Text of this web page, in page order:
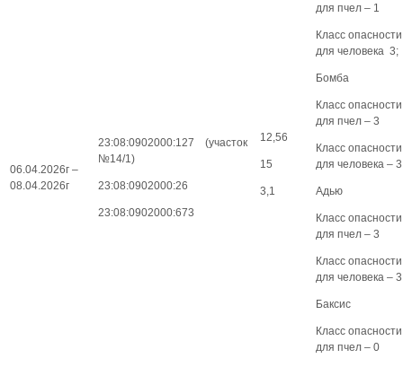
06.04.2026г –
08.04.2026г
23:08:0902000:127 (участок
№14/1)
23:08:0902000:26
23:08:0902000:673
12,56
15
3,1
для пчел – 1
Класс опасности
для человека 3;
Бомба
Класс опасности
для пчел – 3
Класс опасности
для человека –
Адью
Класс опасности
для пчел – 3
Класс опасности
для человека –
Баксис
Класс опасности
для пчел – 0